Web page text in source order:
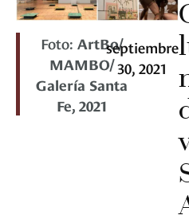
Foto:ArtBo/
MAMBO/
Galería Santa
Fe, 2021
septiembre
30, 2021